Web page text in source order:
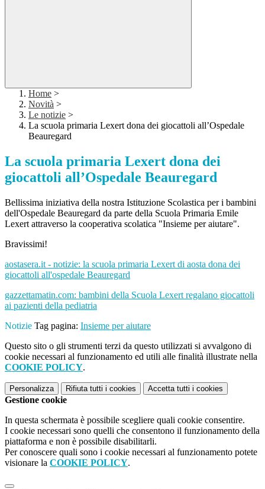
Home >
Novità >
Le notizie >
La scuola primaria Lexert dona dei giocattoli all’Ospedale
Beauregard
La scuola primaria Lexert dona dei
giocattoli all’Ospedale Beauregard
Bellissima iniziativa della nostra Istituzione Scolastica per i bambini
dell'Ospedale Beauregard da parte della Scuola Primaria Emile
Lexert attraverso la cooperativa scolatica "Insieme per aiutare".
Bravissimi!
aostasera.it - notizie: la scuola primaria Lexert di aosta dona dei
giocattoli all'ospedale Beauregard
gazzettamatin.com: bambini della Scuola Lexert regalano giocattoli
ai pazienti della pediatria
Notizie Tag pagina: Insieme per aiutare
Questo sito o gli strumenti terzi da questo utilizzati si avvalgono di
cookie necessari al funzionamento ed utili alle finalità illustrate nella
COOKIE POLICY.
Personalizza Rifiuta tutti i cookies Accetta tutti i cookies
Gestione cookie
In questa schermata è possibile scegliere quali cookie consentire.
I cookie necessari sono quelli che consentono il funzionamento della
piattaforma e non è possibile disabilitarli.
Per conoscere quali sono i cookie necessari al funzionamento potete
visionare la COOKIE POLICY.